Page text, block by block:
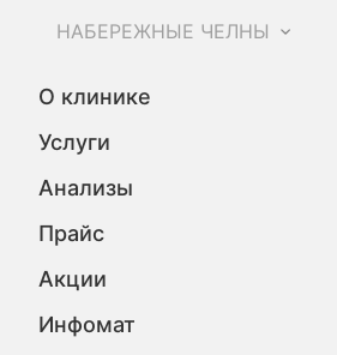
НАБЕРЕЖНЫЕ ЧЕЛНЫ
О клинике
Услуги
Анализы
Прайс
Акции
Инфомат